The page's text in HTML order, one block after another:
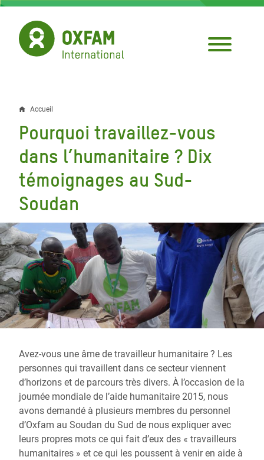
Aller
contenu
principal
Fil
d'Ariane
Accueil
Pourquoi travaillez-vous
dans l’humanitaire ? Dix
témoignages au Sud-
Soudan
Avez-vous une âme de travailleur humanitaire ? Les
personnes qui travaillent dans ce secteur viennent
d’horizons et de parcours très divers. À l’occasion de la
journée mondiale de l’aide humanitaire 2015, nous
avons demandé à plusieurs membres du personnel
d’Oxfam au Soudan du Sud de nous expliquer avec
leurs propres mots ce qui fait d’eux des « travailleurs
humanitaires » et ce qui les poussent à venir en aide à